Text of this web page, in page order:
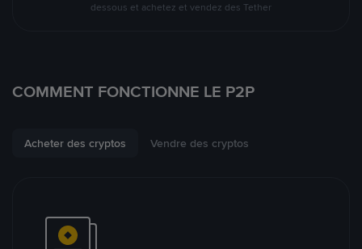
dessous et achetez et vendez des Tether
COMMENT FONCTIONNE LE P2P
Acheter des cryptos Vendre des cryptos